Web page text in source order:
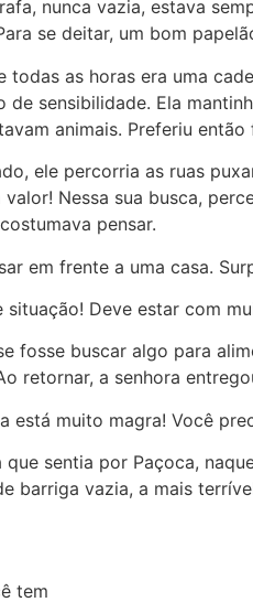
nunca vazia, estava
se deitar, um bom
todas as horas era uma
de sensibilidade. Ela
animais. Preferiu então
ele percorria as ruas
Nessa sua busca,
pensar.
em frente a uma casa.
Deve estar com
fosse buscar algo para
retornar, a senhora
está muito magra! Você
que sentia por Paçoca,
barriga vazia, a mais
tem